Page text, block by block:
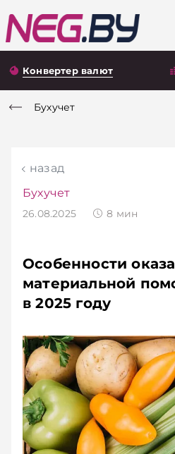
Конвертер валют
Бухучет
назад
Бухучет
26.08.2025 8 мин
Особенности
материальной
в 2025 году